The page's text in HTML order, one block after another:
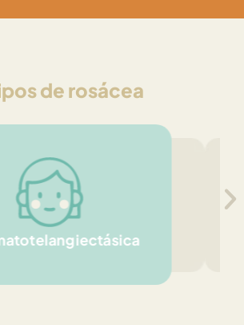
de rosácea
Pápulo-pustulosa